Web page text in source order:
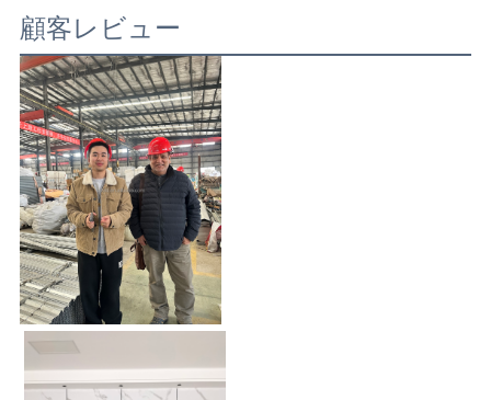
顧客レビュー